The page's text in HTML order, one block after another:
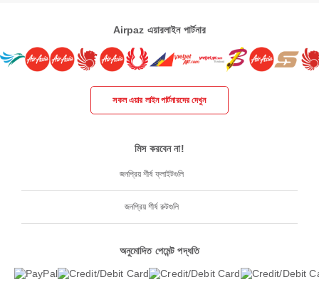
Airpaz এয়ারলাইন পার্টনার
সকল এয়ার লাইন পার্টনারদের দেখুন
মিস করবেন না!
জনপ্রিয় শীর্ষ ফ্লাইটগুলি
জনপ্রিয় শীর্ষ রুটগুলি
অনুমোদিত পেমেন্ট পদ্ধতি